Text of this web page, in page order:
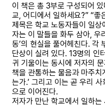
이 책은 총 3부로 구성되어
교, 어디에서 일하세요?” “좋
제목은 학교 노동자들이 일상
자는 이 말들을 화두 삼아, 우
동’의 현실을 풀어헤친다. 각
단상이 실려 있다. 13명의 인
귀 기울이는 동시에 저자의
책을 관통하는 물음과 마주치
는가.’ 그리고 이는 곧 우리
으로 이어진다.
저자가 만난 학교에서 일하